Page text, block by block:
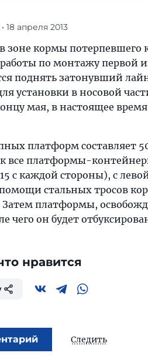
• 18 апреля 2013
кормы потерпевшего
работы по монтажу
поднять затонувший
установки в носовой
мая, в настоящее
платформ составляет
все платформы-
с каждой стороны), с
стальных тросов
платформы,
чего он будет
нравится
Следить